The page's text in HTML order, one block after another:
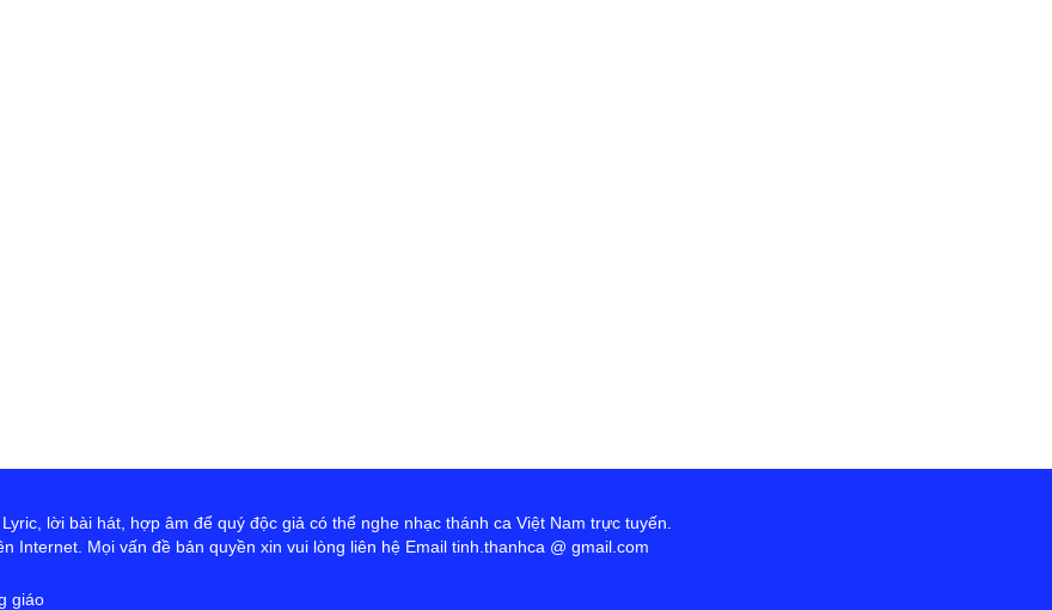
lời bài hát, hợp âm để quý độc giả có thể nghe nhạc thánh ca Việt Nam trực tuyến.
Internet. Mọi vấn đề bản quyền xin vui lòng liên hệ Email tinh.thanhca @ gmail.com
giáo